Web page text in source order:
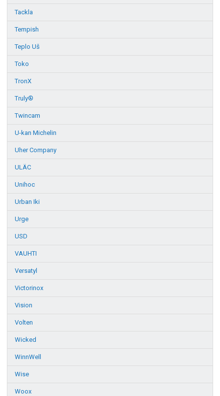
Tackla
Tempish
Teplo Uš
Toko
TronX
Truly®
Twincam
U-kan Michelin
Uher Company
ULÄC
Unihoc
Urban Iki
Urge
USD
VAUHTI
Versatyl
Victorinox
Vision
Volten
Wicked
WinnWell
Wise
Woox